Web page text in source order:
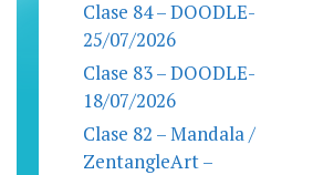
Clase 84 – DOODLE-
25/07/2026
Clase 83 – DOODLE-
18/07/2026
Clase 82 – Mandala /
ZentangleArt –